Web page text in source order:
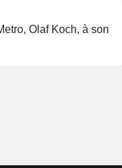
Olaf Koch, à son